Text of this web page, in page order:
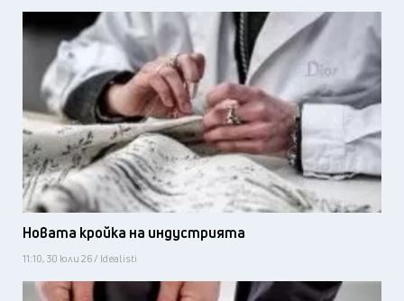
Новата кройка на индустрията
11:10, 30 юли 26 / Idealisti